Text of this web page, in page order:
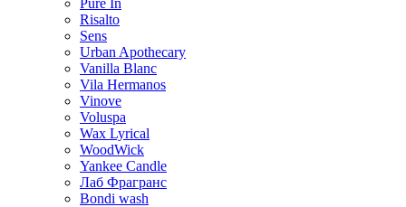
Pure In
Risalto
Sens
Urban Apothecary
Vanilla Blanc
Vila Hermanos
Vinove
Voluspa
Wax Lyrical
WoodWick
Yankee Candle
Лаб Фрагранс
Bondi wash